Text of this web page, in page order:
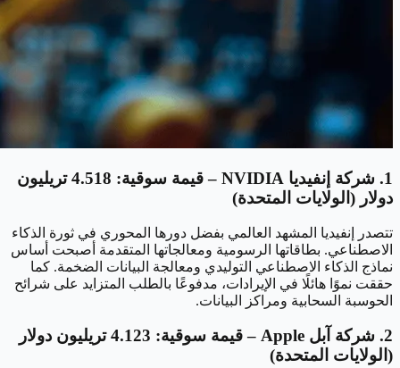
1. شركة إنفيديا NVIDIA – قيمة سوقية: 4.518 تريليون
دولار (الولايات المتحدة)
تتصدر إنفيديا المشهد العالمي بفضل دورها المحوري في ثورة الذكاء
الاصطناعي. بطاقاتها الرسومية ومعالجاتها المتقدمة أصبحت أساس
نماذج الذكاء الاصطناعي التوليدي ومعالجة البيانات الضخمة. كما
حققت نموًا هائلًا في الإيرادات، مدفوعًا بالطلب المتزايد على شرائح
الحوسبة السحابية ومراكز البيانات.
2. شركة آبل Apple – قيمة سوقية: 4.123 تريليون دولار
(الولايات المتحدة)